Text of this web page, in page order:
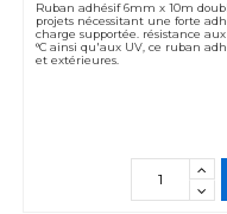
Ruban adhésif 6mm x 10m
projets nécessitant une forte
charge supportée. résistance
°C ainsi qu'aux UV, ce ruban
et extérieures.